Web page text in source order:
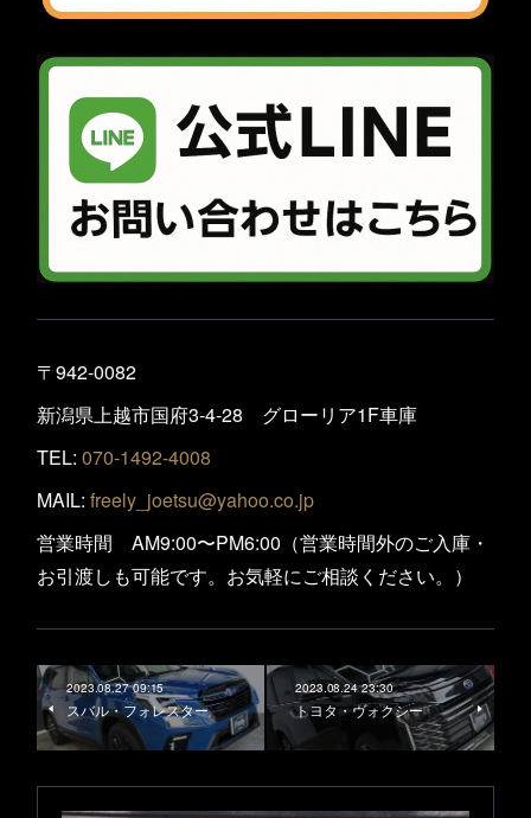
〒942-0082
新潟県上越市国府3-4-28 グローリア1F車庫
TEL: 070-1492-4008
MAIL: freely_joetsu@yahoo.co.jp
営業時間 AM9:00〜PM6:00（営業時間外のご入庫・
お引渡しも可能です。お気軽にご相談ください。）
2023.08.27 09:15
スバル・フォレスター
2023.08.24 23:30
トヨタ・ヴォクシー